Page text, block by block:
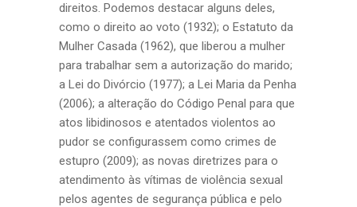
direitos. Podemos destacar alguns deles,
como o direito ao voto (1932); o Estatuto da
Mulher Casada (1962), que liberou a mulher
para trabalhar sem a autorização do marido;
a Lei do Divórcio (1977); a Lei Maria da Penha
(2006); a alteração do Código Penal para que
atos libidinosos e atentados violentos ao
pudor se configurassem como crimes de
estupro (2009); as novas diretrizes para o
atendimento às vítimas de violência sexual
pelos agentes de segurança pública e pelo